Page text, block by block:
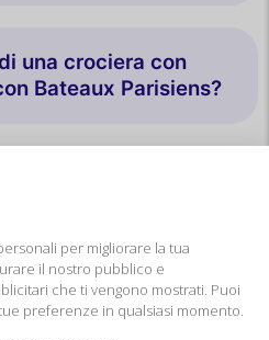
di
e personalizzare gli annunci
Puoi accettare, rifiutare o
momento.
una crociera con
Bateaux Parisiens?
crociera con pranzo
tra le opzioni